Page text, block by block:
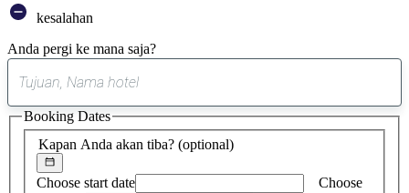
kesalahan
Anda pergi ke mana saja?
saran
ditemukan
Kapan Anda akan tiba? (optional)
Choose start date
Choose
Booking Dates